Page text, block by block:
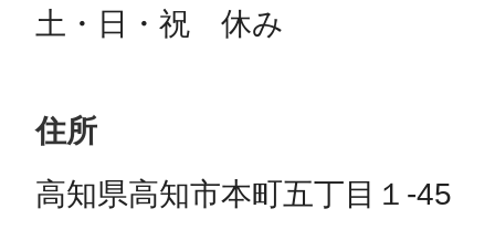
土・日・祝　休み
住所
高知県高知市本町五丁目１-45